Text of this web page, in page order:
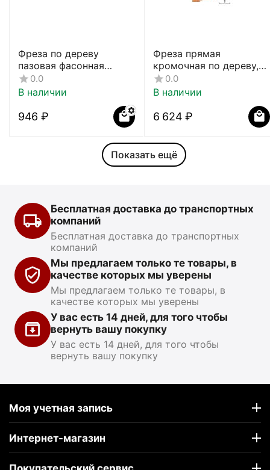
Фреза по дереву
пазовая фасонная
CTФ-2154
0.0
В наличии
‍946‍ ₽
Фреза прямая
кромочная по дереву,
8х19Dх40H мм, CTФ-121
0.0
В наличии
6 624 ₽
Показать ещё
Бесплатная доставка до транспортных
компаний
Бесплатная доставка до транспортных
компаний
Мы предлагаем только те товары, в
качестве которых мы уверены
Мы предлагаем только те товары, в
качестве которых мы уверены
У вас есть 14 дней, для того чтобы
вернуть вашу покупку
У вас есть 14 дней, для того чтобы
вернуть вашу покупку
Моя учетная запись
Интернет-магазин